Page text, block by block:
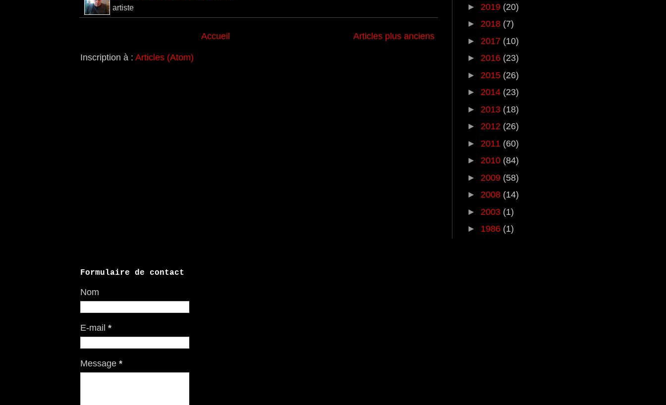
artiste
Articles plus anciens
Accueil
Inscription à : Articles (Atom)
► 2019 (20)
► 2018 (7)
► 2017 (10)
► 2016 (23)
► 2015 (26)
► 2014 (23)
► 2013 (18)
► 2012 (26)
► 2011 (60)
► 2010 (84)
► 2009 (58)
► 2008 (14)
► 2003 (1)
► 1986 (1)
Formulaire de contact
Nom
E-mail *
Message *